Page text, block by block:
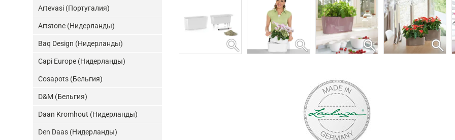
search search search search
Artevasi (Португалия)
Artstone (Нидерланды)
Baq Design (Нидерланды)
Capi Europe (Нидерланды)
Cosapots (Бельгия)
D&M (Бельгия)
Daan Kromhout (Нидерланды)
Den Daas (Нидерланды)